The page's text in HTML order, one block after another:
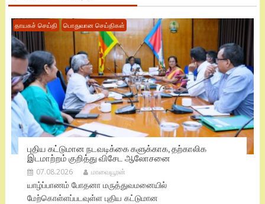
தாயகச் செய்தி பொதுவான செய்திகள்
புதிய கட்டுமான நடவடிக்கை களுக்காக, தற்காலிக
இடமாற்றம் குறித்து விசேட ஆலோசனை
07.08.2026 மாவையூரன்
யாழ்ப்பாணம் போதனா மருத்துவமனையில்
மேற்கொள்ளப்படவுள்ள புதிய கட்டுமான